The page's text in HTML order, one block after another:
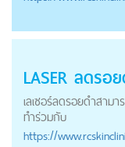
LASER ลดรอย
เลเซอร์ลดรอยดำสามา
ทำร่วมกับ
https://